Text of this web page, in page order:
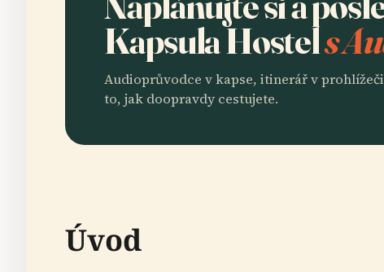
Kapsula Hostels
Audioprůvodce v kapse, itinerář v
to, jak doopravdy cestujete.
Úvod